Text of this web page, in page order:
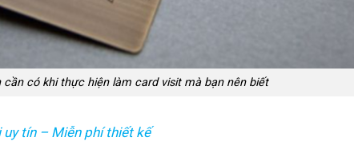
cần có khi thực hiện làm card visit mà bạn nên biết
uy tín – Miễn phí thiết kế